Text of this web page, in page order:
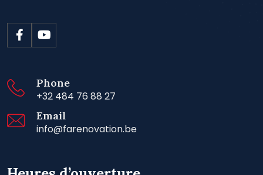
Phone
+32 484 76 88 27
Email
info@farenovation.be